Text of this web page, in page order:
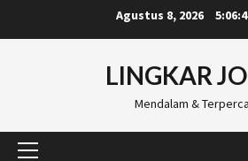
to
Agustus 8, 2026
LINGKAR
Mendalam &